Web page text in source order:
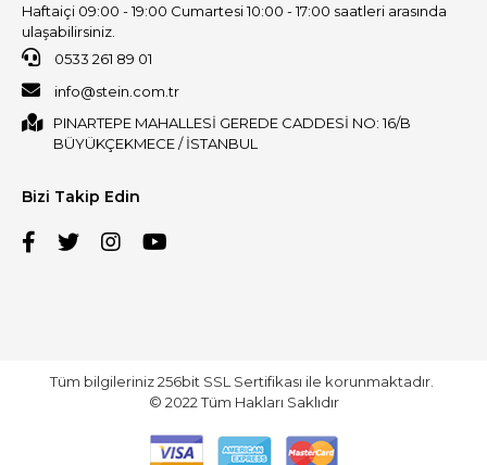
Haftaiçi 09:00 - 19:00 Cumartesi 10:00 - 17:00 saatleri arasında
ulaşabilirsiniz.
0533 261 89 01
info@stein.com.tr
PINARTEPE MAHALLESİ GEREDE CADDESİ NO: 16/B
BÜYÜKÇEKMECE / İSTANBUL
Bizi Takip Edin
Tüm bilgileriniz 256bit SSL Sertifikası ile korunmaktadır.
© 2022Tüm Hakları Saklıdır